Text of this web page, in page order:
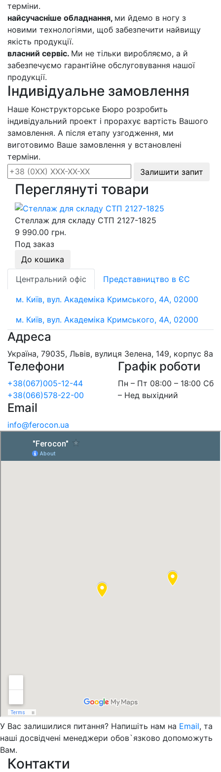
терміни.
найсучасніше обладнання, ми йдемо в ногу з
новими технологіями, щоб забезпечити найвищу
якість продукції.
власний сервіс. Ми не тільки виробляємо, а й
забезпечуємо гарантійне обслуговування нашої
продукції.
Індивідуальне замовлення
Наше Конструкторське Бюро розробить
індивідуальний проект і прорахує вартість Вашого
замовлення. А після етапу узгодження, ми
виготовимо Ваше замовлення у встановлені
терміни.
Залишити запит
Переглянуті товари
Стеллаж для складу СТП 2127-1825
9 990.00 грн.
Под заказ
До кошика
Центральний офіс
Представництво в ЄС
м. Київ, вул. Академіка Кримського, 4А, 02000
м. Київ, вул. Академіка Кримського, 4А, 02000
Адреса
Україна, 79035, Львів, вулиця Зелена, 149, корпус 8а
Телефони
+38(067)005-12-44
+38(066)578-22-00
Графік роботи
Пн – Пт 08:00 – 18:00 Сб
– Нед выхідний
Email
info@ferocon.ua
У Вас залишилися питання? Напишіть нам на Email, та
наші досвідчені менеджери обов`язково допоможуть
Вам.
Контакти